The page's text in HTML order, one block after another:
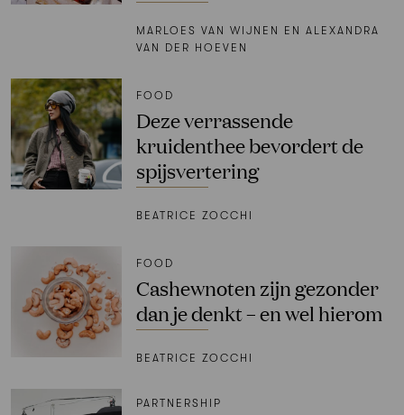
MARLOES VAN WIJNEN EN ALEXANDRA
VAN DER HOEVEN
FOOD
Deze verrassende
kruidenthee bevordert de
spijsvertering
BEATRICE ZOCCHI
FOOD
Cashewnoten zijn gezonder
dan je denkt – en wel hierom
BEATRICE ZOCCHI
PARTNERSHIP